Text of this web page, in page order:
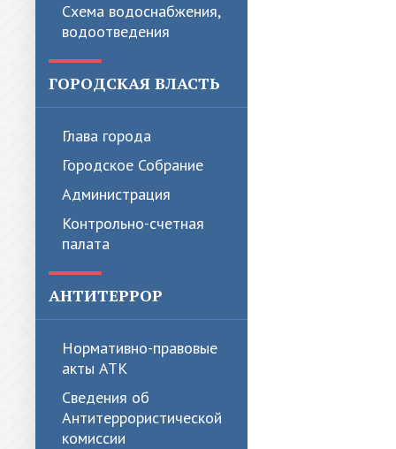
Схема водоснабжения,
водоотведения
ГОРОДСКАЯ ВЛАСТЬ
Глава города
Городское Собрание
Администрация
Контрольно-счетная
палата
АНТИТЕРРОР
Нормативно-правовые
акты АТК
Сведения об
Антитеррористической
комиссии